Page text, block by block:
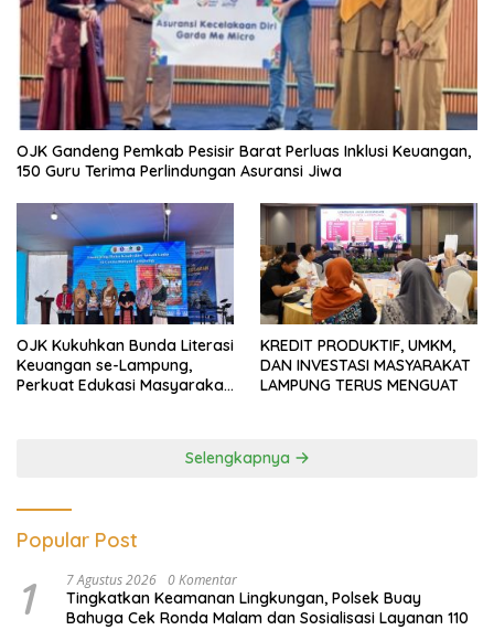
OJK Gandeng Pemkab Pesisir Barat Perluas Inklusi Keuangan,
150 Guru Terima Perlindungan Asuransi Jiwa
OJK Kukuhkan Bunda Literasi
Keuangan se-Lampung,
Perkuat Edukasi Masyarakat
KREDIT PRODUKTIF, UMKM,
DAN INVESTASI MASYARAKAT
LAMPUNG TERUS MENGUAT
Selengkapnya
Popular Post
1 7 Agustus 2026 0 Komentar
Tingkatkan Keamanan Lingkungan, Polsek Buay
Bahuga Cek Ronda Malam dan Sosialisasi Layanan 110